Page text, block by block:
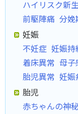
ハイリスク新
前駆陣痛 分娩
妊娠
不妊症 妊娠持
着床異常 母子
胎児異常 妊娠
胎児
赤ちゃんの神